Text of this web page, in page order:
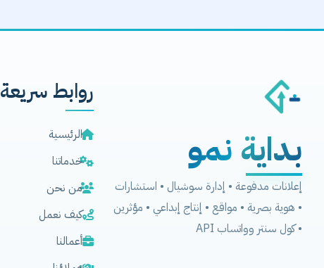
بداية نمو
إعلانات مدفوعة • إدارة سوشيال • استشارات
• هوية بصرية • مواقع • إنتاج إبداعي • مؤثرين
• كول سنتر وواتساب API
روابط سريعة
الرئيسية
خدماتنا
من نحن
كيف نعمل
أعمالنا